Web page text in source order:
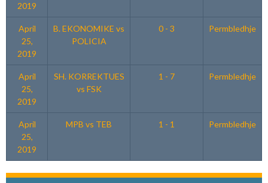
2019
April
25,
2019
B. EKONOMIKE vs
POLICIA
0 - 3 Permbledhje
April
25,
2019
SH. KORREKTUES
vs FSK
1 - 7 Permbledhje
April
25,
2019
MPB vs TEB 1 - 1 Permbledhje